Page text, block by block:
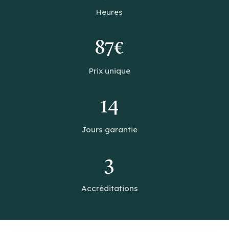
Heures
87€
Prix unique
14
Jours garantie
3
Accréditations